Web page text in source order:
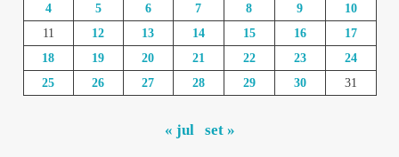
4
5 6 7 8 9
10
11
12 13 14 15 16
17
18
19 20 21 22 23
24
25
26 27 28 29 30 31
« jul set »